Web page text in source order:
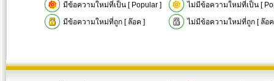
มีข้อความใหม่ที่เป็น [ Popular ]
ไม่มีข้อความใหม่ที่เป็น [
มีข้อความใหม่ที่ถูก [ ล๊อค ]
ไม่มีข้อความใหม่ที่ถูก [ ล๊อ